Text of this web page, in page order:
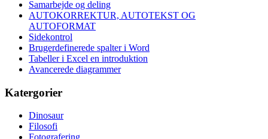
Samarbejde og deling
AUTOKORREKTUR, AUTOTEKST OG
AUTOFORMAT
Sidekontrol
Brugerdefinerede spalter i Word
Tabeller i Excel en introduktion
Avancerede diagrammer
Katergorier
Dinosaur
Filosofi